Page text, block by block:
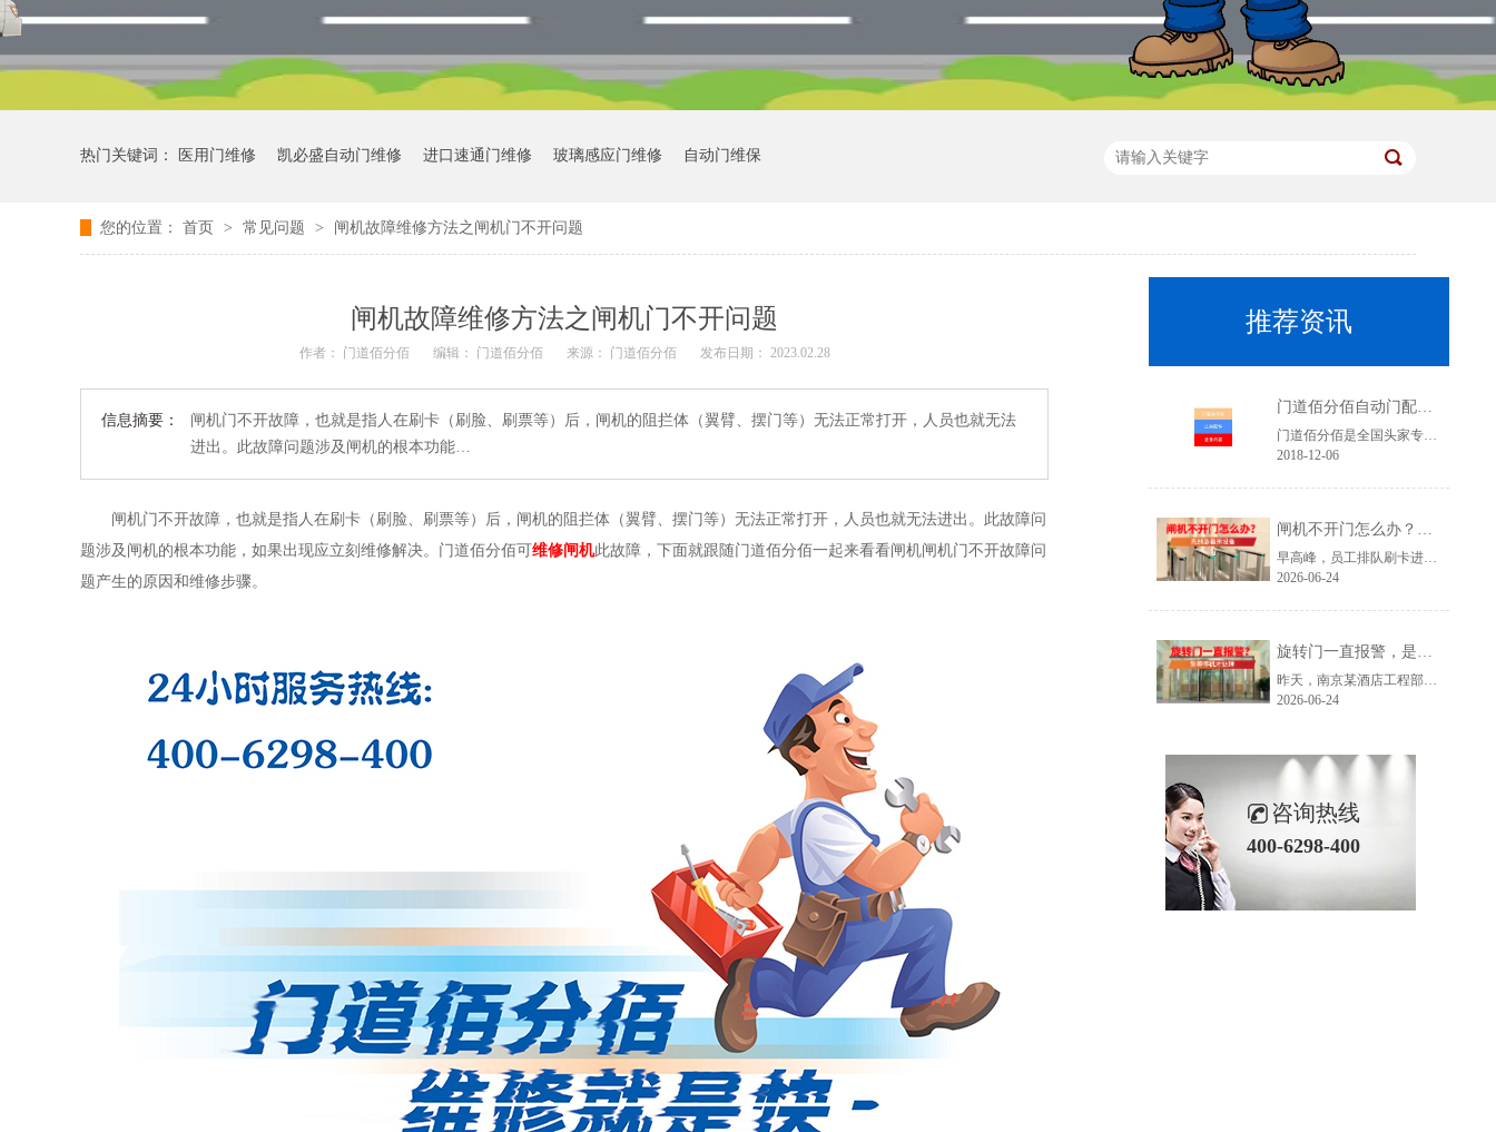
热门关键词： 医用门维修 凯必盛自动门维修 进口速通门维修 玻璃感应门维修 自动门维保
您的位置： 首页 > 常见问题 > 闸机故障维修方法之闸机门不开问题
闸机故障维修方法之闸机门不开问题
作者： 门道佰分佰 编辑： 门道佰分佰 来源： 门道佰分佰 发布日期： 2023.02.28
信息摘要：
闸机门不开故障，也就是指人在刷卡（刷脸、刷票等）后，闸机的阻拦体（翼臂、摆门等）无法正常打开，人员也就无法
进出。此故障问题涉及闸机的根本功能…
闸机门不开故障，也就是指人在刷卡（刷脸、刷票等）后，闸机的阻拦体（翼臂、摆门等）无法正常打开，人员也就无法进出。此故障问
题涉及闸机的根本功能，如果出现应立刻维修解决。门道佰分佰可维修闸机此故障，下面就跟随门道佰分佰一起来看看闸机闸机门不开故障问
题产生的原因和维修步骤。
推荐资讯
门道佰分佰自动门配件介绍
门道佰分佰是全国头家专做自动门售后服务公司，所有配件多为正规配件，严格把控进货渠道，杜绝一切假冒伪劣，让您用的放心。从事自动门维修行业十余年的维修技术人员上门更换，品质服务，值得信赖。热线电话：400-6298-400我们的优势一家专注于自动门售后服务的机构01原厂供应商配件全部配件均为原厂供应商供应，专人采购拒绝假冒伪劣。02价格公道门道......
2018-12-06
闸机不开门怎么办？先别急着拆设备
早高峰，员工排队刷卡进楼。最边上的一台闸机突然不开门，刷卡没有反应，人脸识别也没有反应，后面排队的人越来越多。保安按了几下重启，没有效果。领导催着立即解决，工程人员一边接电话一边赶过来。这类场景在写字楼和园区里并不少见。处理方式得当，十分钟内就能恢复正常；处理方式错了，可能会越搞越乱。一、故障......
2026-06-24
旋转门一直报警，是不是要坏了？
昨天，南京某酒店工程部打来电话。“旋转门一直报警，门还能转，要不要等坏了再修？”这句话让工程师沉默了一下。“能转”和“没问题”，是两件完全不同的事。一、故障现象旋转门持续或间歇性发出报警提示，控制面板指示灯亮起，但门体仍然可以正常运行，通行未受影响。这是门区最容易被忽视的一类故障状态。正因为门......
2026-06-24
咨询热线
400-6298-400